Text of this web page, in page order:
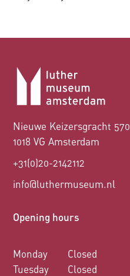
Nieuwe Keizersgracht 570
1018 VG Amsterdam
+31(0)20-2142112
info@luthermuseum.nl
Opening hours
Monday
Tuesday
Closed
Closed